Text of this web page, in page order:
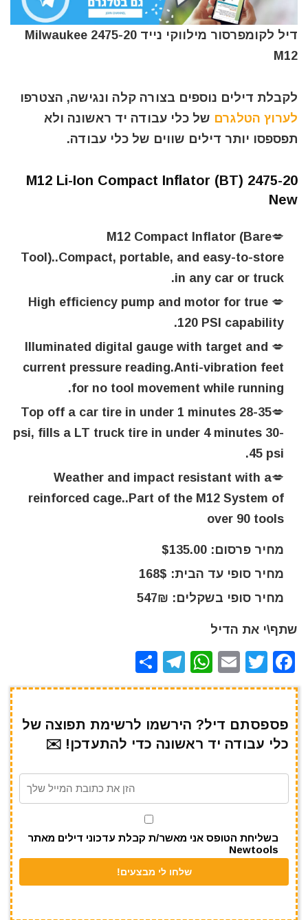
דיל לקומפרסור מילווקי נייד Milwaukee 2475-20
M12
לקבלת דילים נוספים בצורה קלה ונגישה, הצטרפו
לערוץ הטלגרם של כלי עבודה יד ראשונה ולא
תפספסו יותר דילים שווים של כלי עבודה.
2475-20 M12 Li-Ion Compact Inflator (BT)
New
💋M12 Compact Inflator (Bare
Tool)..Compact, portable, and easy-to-store
in any car or truck.
💋 High efficiency pump and motor for true
120 PSI capability.
💋 Illuminated digital gauge with target and
current pressure reading.Anti-vibration feet
for no tool movement while running.
💋Top off a car tire in under 1 minutes 28-35
psi, fills a LT truck tire in under 4 minutes 30-
45 psi.
💋Weather and impact resistant with a
reinforced cage..Part of the M12 System of
over 90 tools
מחיר פרסום: $135.00
מחיר סופי עד הבית: 168$
מחיר סופי בשקלים: 547₪
שתף\י את הדיל
F
a
e
b
o
T
w
te
r
E
m
l
W
h
s
A
p
T
el
gr
a
m
h
e
פספסתם דיל? הירשמו לרשימת תפוצה של
כלי עבודה יד ראשונה כדי להתעדכן! ✉️
בשליחת הטופס אני מאשר/ת קבלת עדכוני דילים מאתר
Newtools